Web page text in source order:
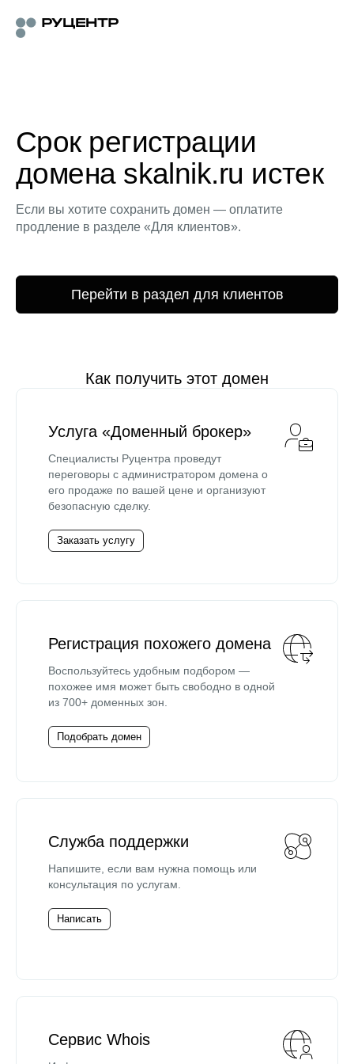
Срок регистрации
домена skalnik.ru истек
Если вы хотите сохранить домен — оплатите
продление в разделе «Для клиентов».
Перейти в раздел для клиентов
Как получить этот домен
Услуга «Доменный брокер»
Специалисты Руцентра проведут
переговоры с администратором домена о
его продаже по вашей цене и организуют
безопасную сделку.
Заказать услугу
Регистрация похожего домена
Воспользуйтесь удобным подбором —
похожее имя может быть свободно в одной
из 700+ доменных зон.
Подобрать домен
Служба поддержки
Напишите, если вам нужна помощь или
консультация по услугам.
Написать
Сервис Whois